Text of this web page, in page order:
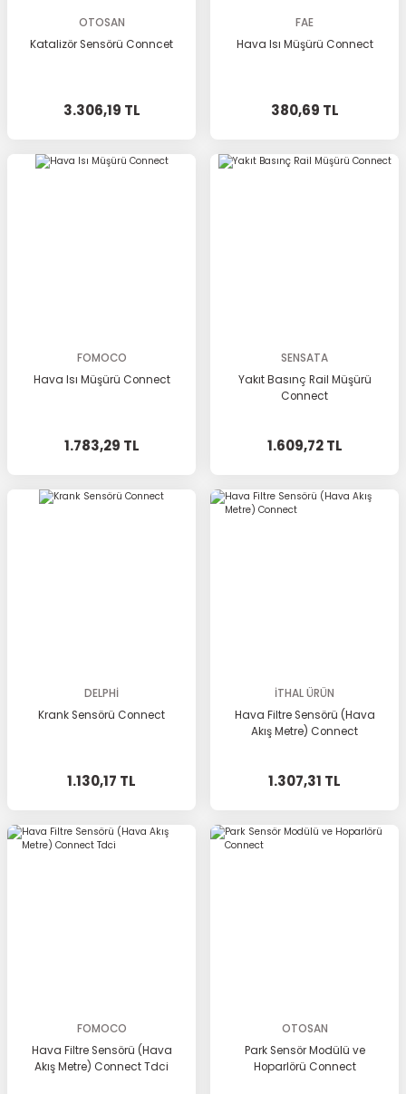
OTOSAN
Katalizör Sensörü Conncet
3.306,19 TL
FAE
Hava Isı Müşürü Connect
380,69 TL
FOMOCO
Hava Isı Müşürü Connect
1.783,29 TL
SENSATA
Yakıt Basınç Rail Müşürü
Connect
1.609,72 TL
DELPHİ
Krank Sensörü Connect
1.130,17 TL
İTHAL ÜRÜN
Hava Filtre Sensörü (Hava
Akış Metre) Connect
1.307,31 TL
FOMOCO
Hava Filtre Sensörü (Hava
Akış Metre) Connect Tdci
OTOSAN
Park Sensör Modülü ve
Hoparlörü Connect